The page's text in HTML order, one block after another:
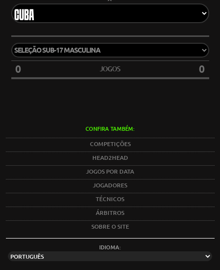
0 JOGOS 0
CONFIRA TAMBÉM:
COMPETIÇÕES
HEAD2HEAD
JOGOS POR DATA
JOGADORES
TÉCNICOS
ÁRBITROS
SOBRE O SITE
IDIOMA: